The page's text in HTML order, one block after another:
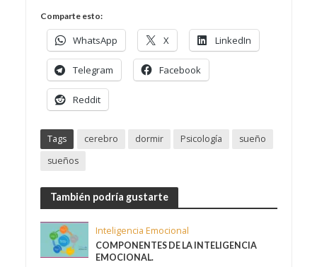
Comparte esto:
WhatsApp X LinkedIn
Telegram Facebook
Reddit
Tags cerebro dormir Psicología
sueño
sueños
También podría gustarte
Inteligencia Emocional
COMPONENTES DE LA INTELIGENCIA
EMOCIONAL.